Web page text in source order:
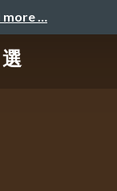
more …